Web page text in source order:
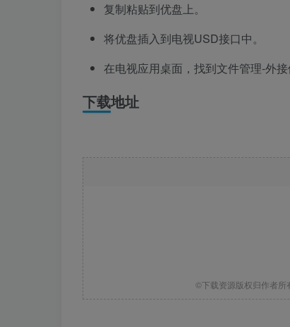
复制粘贴到优盘上。
将优盘插入到电视USD接口中。
在电视应用桌面，找到文件管理-外
下载地址
©下载资源版权归作者所